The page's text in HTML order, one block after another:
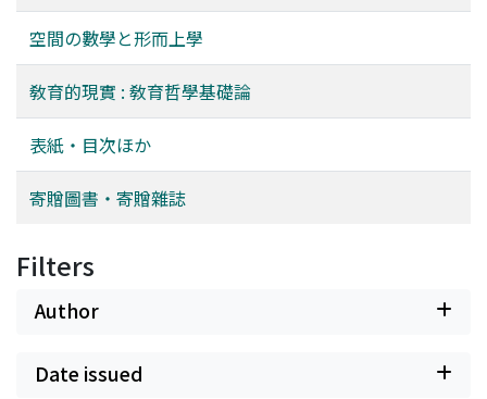
空間の數學と形而上學
敎育的現實 : 敎育哲學基礎論
表紙・目次ほか
寄贈圖書・寄贈雜誌
Filters
Author
Date issued